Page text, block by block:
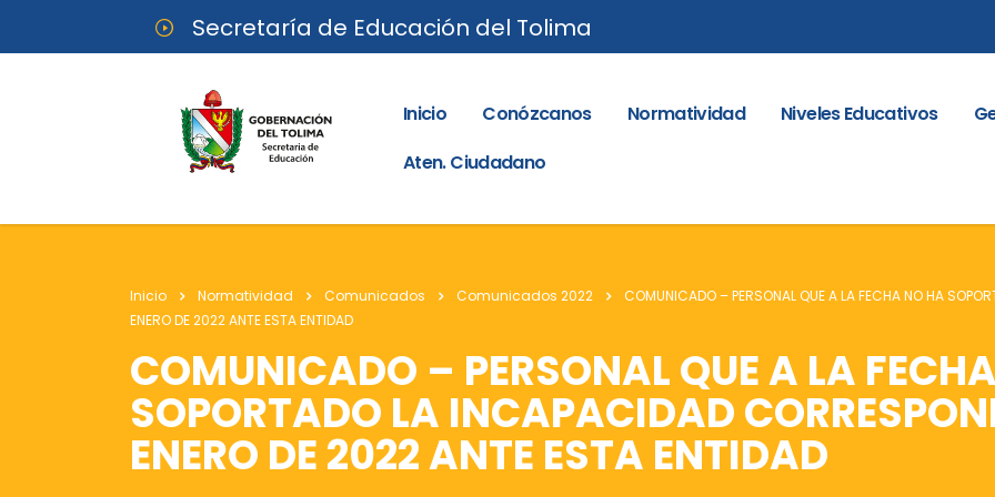
Secretaría de Educación del Tolima
Inicio Conózcanos Normatividad Niveles Educativos
Aten. Ciudadano
Inicio Normatividad Comunicados Comunicados 2022
COMUNICADO – PERSONAL QUE A LA FECHA NO HA
ENERO DE 2022 ANTE ESTA ENTIDAD
COMUNICADO – PERSONAL QUE A LA
SOPORTADO LA INCAPACIDAD
ENERO DE 2022 ANTE ESTA ENTIDAD